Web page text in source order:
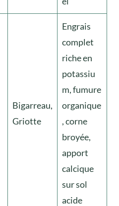
Bigarreau,
Griotte
Engrais
complet
riche en
potassiu
m, fumure
organique
, corne
broyée,
apport
calcique
sur sol
acide